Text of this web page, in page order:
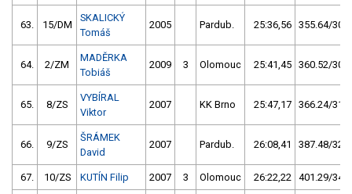
63. 15/DM
SKALICKÝ
Tomáš
2005 Pardub. 25:36,56 355.64/30,1
64. 2/ZM
MADĚRKA
Tobiáš
2009 3 Olomouc 25:41,45 360.52/30,5
65. 8/ZS
VYBÍRAL
Viktor
2007 KK Brno 25:47,17 366.24/31,0
66. 9/ZS
ŠRÁMEK
David
2007 Pardub. 26:08,41 387.48/32,8
67. 10/ZS KUTÍN Filip 2007 3 Olomouc 26:22,22 401.29/34,0